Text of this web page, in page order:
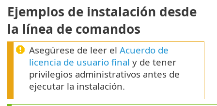
Ejemplos de instalación desde
la línea de comandos
Asegúrese de leer el Acuerdo de
licencia de usuario final y de tener
privilegios administrativos antes de
ejecutar la instalación.